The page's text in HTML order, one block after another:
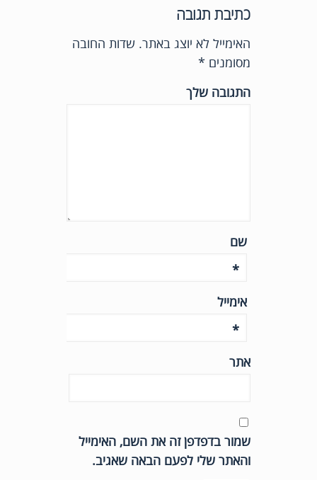
כתיבת תגובה
האימייל לא יוצג באתר. שדות החובה
מסומנים *
התגובה שלך
שם
*
אימייל
*
אתר
שמור בדפדפן זה את השם, האימייל
והאתר שלי לפעם הבאה שאגיב.